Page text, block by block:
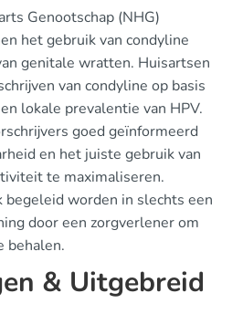
Genootschap (NHG)
het gebruik van condyline
genitale wratten. Huisartsen
van condyline op basis
lokale prevalentie van HPV.
goed geïnformeerd
en het juiste gebruik van
te maximaliseren.
begeleid worden in slechts een
door een zorgverlener om
behalen.
& Uitgebreid